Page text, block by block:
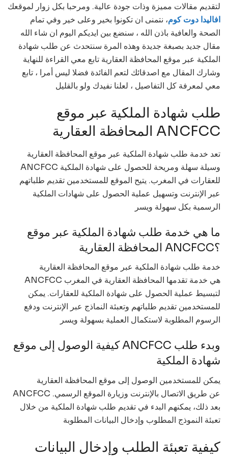
لتقديم مقالات مميزة وذات جودة عالية. ومرحبا بكل زوار لموقعك
افاليدا دوت كوم، نتمنى ان تكونوا بخير وعلى خير وفي تمام
الصحة والعافية باذن الله ، سنضع بين ايديكم اليوم ان شاء الله
مقال جديد بصبغة جديدة وهذه المرة سنتحدث عن طلب شهادة
الملكية عبر موقع المحافظة العقارية تابع معي القراءة للنهاية
وشارك المقال مع اصدقائك لتعم الفائدة فضلا ليس أمرا ، تابع
معي لمعرفة كل التفاصيل ، لعلنا نفيدك ولو بالقليل
طلب شهادة الملكية عبر موقع
المحافظة العقارية ANCFCC
تعد خدمة طلب شهادة الملكية عبر موقع المحافظة العقارية
ANCFCC وسيلة سهلة ومريحة للحصول على شهادة الملكية
للعقارات في المغرب. يتيح الموقع للمستخدمين تقديم طلباتهم
عبر الإنترنت وتسهيل عملية الحصول على شهادات الملكية
الرسمية بكل سهولة ويسر
ما هي خدمة طلب شهادة الملكية عبر موقع
المحافظة العقارية ANCFCC؟
خدمة طلب شهادة الملكية عبر موقع المحافظة العقارية
ANCFCC هي خدمة تقدمها المحافظة العقارية في المغرب
لتبسيط عملية الحصول على شهادة الملكية للعقارات. يمكن
للمستخدمين تقديم طلباتهم وتعبئة النماذج عبر الإنترنت ودفع
الرسوم المطلوبة لاستكمال العملية بسهولة ويسر
كيفية الوصول إلى موقع ANCFCC وبدء طلب
شهادة الملكية
يمكن للمستخدمين الوصول إلى موقع المحافظة العقارية
ANCFCC عن طريق الاتصال بالإنترنت وزيارة الموقع الرسمي.
بعد ذلك، يمكنهم البدء في تقديم طلب شهادة الملكية من خلال
تعبئة النموذج المطلوب وإدخال البيانات المطلوبة
كيفية تعبئة الطلب وإدخال البيانات